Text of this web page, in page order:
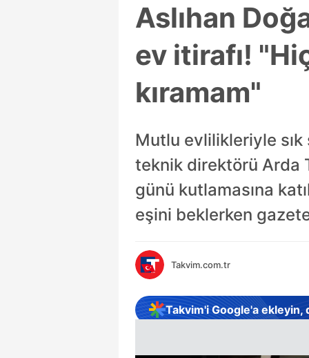
Aslıhan
ev itirafı!
kıramam"
Mutlu evlilikleriyle sık
teknik direktörü Arda
günü kutlamasına
eşini beklerken
Takvim.com.tr
Takvim'i Google'a ekleyin,